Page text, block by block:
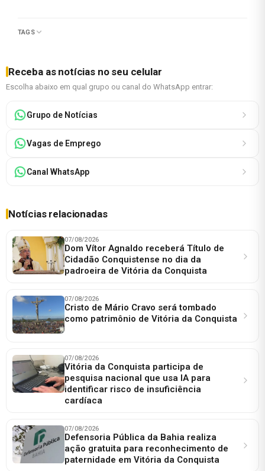
TAGS
Receba as notícias no seu celular
Escolha abaixo em qual grupo ou canal do WhatsApp entrar:
Grupo de Notícias
Vagas de Emprego
Canal WhatsApp
Notícias relacionadas
07/08/2026
Dom Vítor Agnaldo receberá Título de
Cidadão Conquistense no dia da
padroeira de Vitória da Conquista
07/08/2026
Cristo de Mário Cravo será tombado
como patrimônio de Vitória da Conquista
07/08/2026
Vitória da Conquista participa de
pesquisa nacional que usa IA para
identificar risco de insuficiência
cardíaca
07/08/2026
Defensoria Pública da Bahia realiza
ação gratuita para reconhecimento de
paternidade em Vitória da Conquista